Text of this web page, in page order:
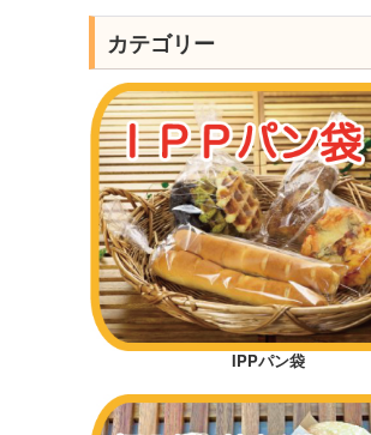
カテゴリー
IPPパン袋